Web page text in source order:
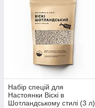
Набір спецій для
Настоянки Віскі в
Шотландському стилі (3 л)